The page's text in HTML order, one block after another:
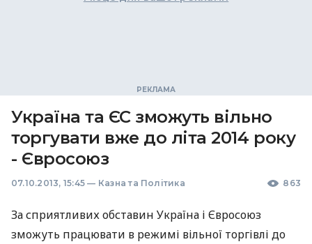
Україна та ЄС зможуть вільно
торгувати вже до літа 2014 року
- Євросоюз
07.10.2013, 15:45 — Казна та Політика 863
За сприятливих обставин Україна і Євросоюз
зможуть працювати в режимі вільної торгівлі до